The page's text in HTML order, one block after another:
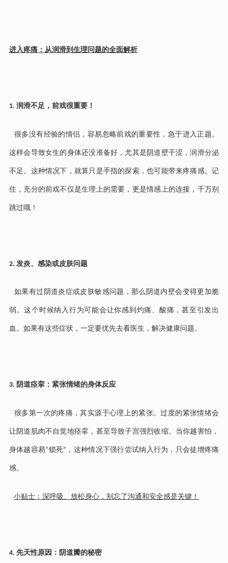
进入疼痛：从润滑到生理问题的全面解析
1. 润滑不足，前戏很重要！
很多没有经验的情侣，容易忽略前戏的重要性，急于进入正题。
这样会导致女生的身体还没准备好，尤其是阴道壁干涩，润滑分泌
不足。这种情况下，就算只是手指的探索，也可能带来疼痛感。记
住，充分的前戏不仅是生理上的需要，更是情感上的连接，千万别
跳过哦！
2. 发炎、感染或皮肤问题
如果有过阴道炎症或皮肤敏感问题，那么阴道内壁会变得更加脆
弱。这个时候纳入行为可能会让你感到灼痛、酸痛，甚至引发出
血。如果有这些症状，一定要优先去看医生，解决健康问题。
3. 阴道痉挛：紧张情绪的身体反应
很多第一次的疼痛，其实源于心理上的紧张。过度的紧张情绪会
让阴道肌肉不自觉地痉挛，甚至导致子宫强烈收缩。当你越害怕，
身体越容易“锁死” ，这种情况下强行尝试纳入行为，只会徒增疼痛
感。
小贴士：深呼吸、放松身心，别忘了沟通和安全感是关键！
4. 先天性原因：阴道瓣的秘密